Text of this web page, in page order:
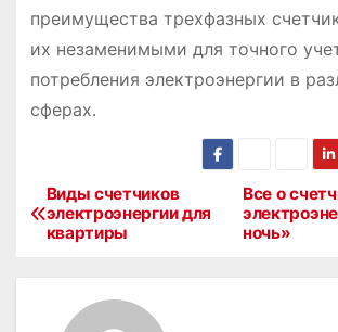
преимущества трехфазных
их незаменимыми для точного
потребления электроэнергии в
сферах․
Н
Все о
ночь»
Виды счетчиков
электроэнергии для
квартиры